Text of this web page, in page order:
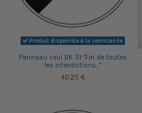
Produit disponible à la commande
Panneau seul BK 31 "Fin de toutes
les interdictions..."
40,25 €